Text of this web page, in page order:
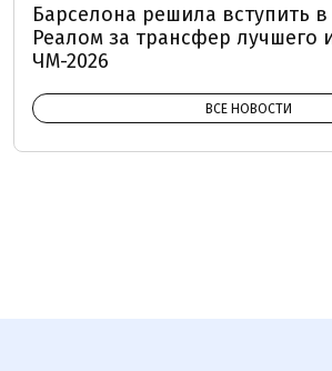
Барселона решила вступить в
Реалом за трансфер лучшего
ЧМ-2026
ВСЕ НОВОСТИ